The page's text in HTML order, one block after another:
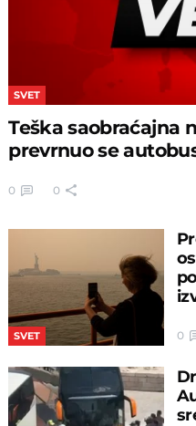
SVET
Teška saobraćajna
prevrnuo se
0 0
SVET 0